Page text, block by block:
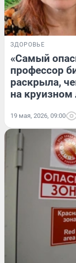
ЗДОРОВЬЕ
«Самый
профессор
раскрыла,
на круизном
19 мая, 2026, 09:00